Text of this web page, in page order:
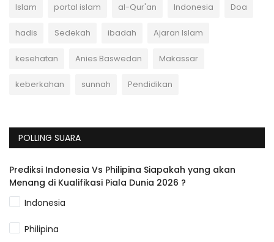
Islam portal islam al-Qur'an Indonesia Doa
hadis Sedekah ibadah Ajaran Islam
kesehatan Anies Baswedan Makassar
keberkahan sunnah Pendidikan
POLLING SUARA
Prediksi Indonesia Vs Philipina Siapakah yang akan
Menang di Kualifikasi Piala Dunia 2026 ?
Indonesia
Philipina